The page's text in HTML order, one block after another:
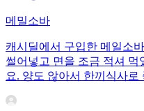
메밀소바
캐시딜에서 구입한 메일소
썰어넣고 면을 조금 적셔 먹
요. 양도 않아서 한끼식사로